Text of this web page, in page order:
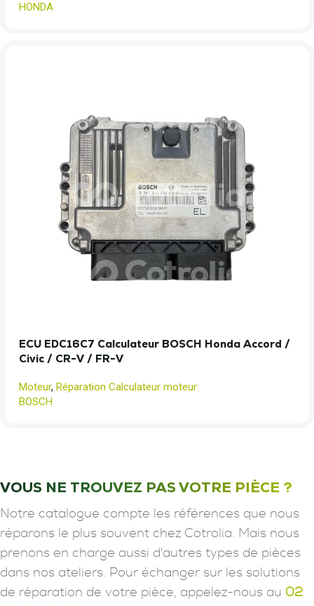
HONDA
ECU EDC16C7 Calculateur BOSCH Honda Accord /
Civic / CR-V / FR-V
Moteur, Réparation Calculateur moteur
BOSCH
VOUS NE TROUVEZ PAS VOTRE PIÈCE ?
Notre catalogue compte les références que nous
réparons le plus souvent chez Cotrolia. Mais nous
prenons en charge aussi d'autres types de pièces
dans nos ateliers. Pour échanger sur les solutions
de réparation de votre pièce, appelez-nous au 02